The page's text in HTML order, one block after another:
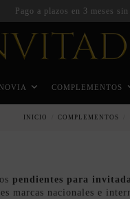
Pago a plazos en 3 meses
NOVIA COMPLEMENTOS
INICIO COMPLEMENTOS
pendientes para invitada
marcas nacionales e